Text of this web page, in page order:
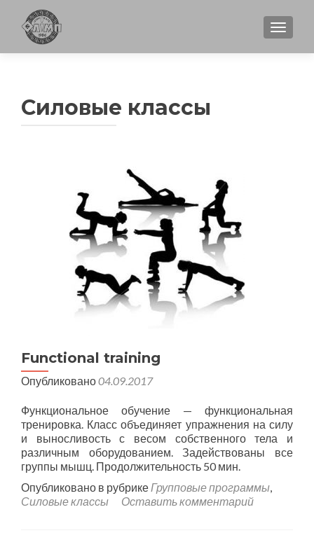
Силовые классы
Functional training
Опубликовано04.09.2017
Функциональное обучение — функциональная
тренировка. Класс объединяет упражнения на силу
и выносливость с весом собственного тела и
различным оборудованием. Задействованы все
группы мышц. Продолжительность 50 мин.
Опубликовано в рубрикеГрупповые программы,
Силовые классы
Оставить комментарий